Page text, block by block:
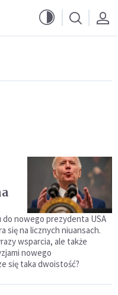
nowego prezydenta USA
się na licznych niuansach.
wsparcia, ale także
nowego
się taka dwoistość?